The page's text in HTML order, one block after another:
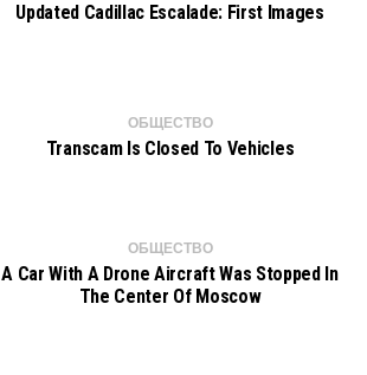
Updated Cadillac Escalade: First Images
ОБЩЕСТВО
Transcam Is Closed To Vehicles
ОБЩЕСТВО
A Car With A Drone Aircraft Was Stopped In
The Center Of Moscow